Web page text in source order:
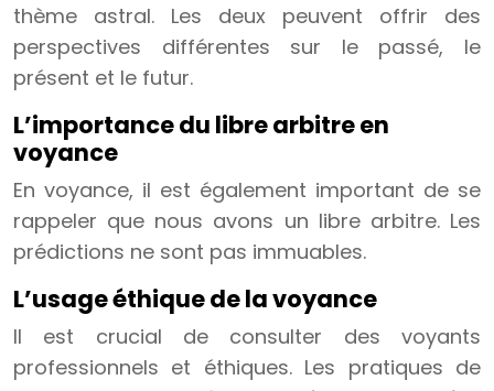
thème astral. Les deux peuvent offrir des
perspectives différentes sur le passé, le
présent et le futur.
L’importance du libre arbitre en
voyance
En voyance, il est également important de se
rappeler que nous avons un libre arbitre. Les
prédictions ne sont pas immuables.
L’usage éthique de la voyance
Il est crucial de consulter des voyants
professionnels et éthiques. Les pratiques de